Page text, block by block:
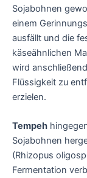
Sojabohnen
einem
ausfällt und die
käseähnlichen
wird
Flüssigkeit zu
erzielen.
Tempeh
Sojabohnen
(Rhizopus
Fermentation